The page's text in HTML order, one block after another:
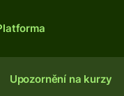
Upozornění na kurzy